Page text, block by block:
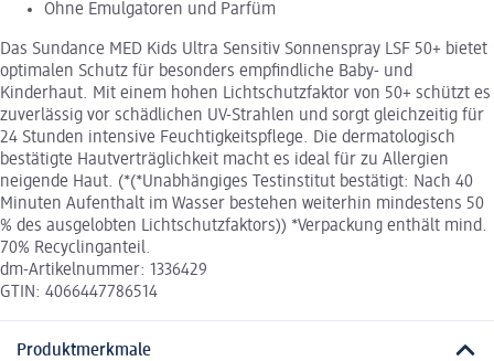
Ohne Emulgatoren und Parfüm
Das Sundance MED Kids Ultra Sensitiv Sonnenspray LSF 50+ bietet
optimalen Schutz für besonders empfindliche Baby- und
Kinderhaut. Mit einem hohen Lichtschutzfaktor von 50+ schützt es
zuverlässig vor schädlichen UV-Strahlen und sorgt gleichzeitig für
24 Stunden intensive Feuchtigkeitspflege. Die dermatologisch
bestätigte Hautverträglichkeit macht es ideal für zu Allergien
neigende Haut. (*(*Unabhängiges Testinstitut bestätigt: Nach 40
Minuten Aufenthalt im Wasser bestehen weiterhin mindestens 50
% des ausgelobten Lichtschutzfaktors)) *Verpackung enthält mind.
70% Recyclinganteil.
dm-Artikelnummer: 1336429
GTIN: 4066447786514
Produktmerkmale